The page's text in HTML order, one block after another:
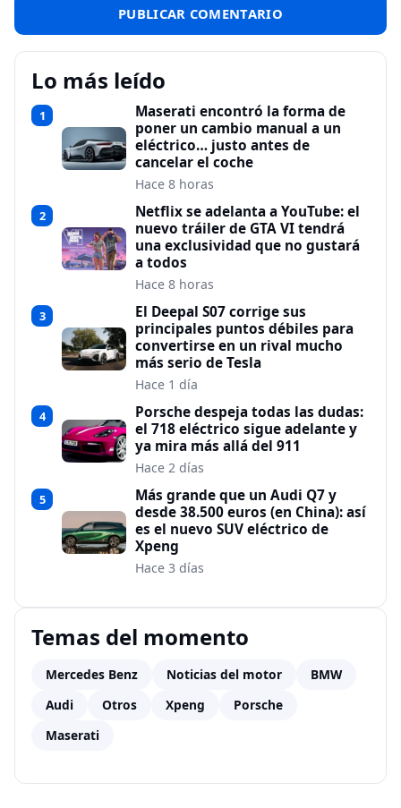
Lo más leído
1
Maserati encontró la forma de
poner un cambio manual a un
eléctrico… justo antes de
cancelar el coche
Hace 8 horas
2
Netflix se adelanta a YouTube: el
nuevo tráiler de GTA VI tendrá
una exclusividad que no gustará
a todos
Hace 8 horas
3
El Deepal S07 corrige sus
principales puntos débiles para
convertirse en un rival mucho
más serio de Tesla
Hace 1 día
4
Porsche despeja todas las dudas:
el 718 eléctrico sigue adelante y
ya mira más allá del 911
Hace 2 días
5
Más grande que un Audi Q7 y
desde 38.500 euros (en China): así
es el nuevo SUV eléctrico de
Xpeng
Hace 3 días
Temas del momento
Mercedes Benz Noticias del motor
BMW
Audi
Otros Xpeng
Porsche
Maserati